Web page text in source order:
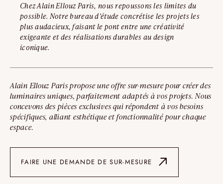
Chez Alain Ellouz Paris, nous repoussons les limites du
possible. Notre bureau d’étude concrétise les projets les
plus audacieux, faisant le pont entre une créativité
exigeante et des réalisations durables au design
iconique.
Alain Ellouz Paris propose une offre sur-mesure pour créer des
luminaires uniques, parfaitement adaptés à vos projets. Nous
concevons des pièces exclusives qui répondent à vos besoins
spécifiques, alliant esthétique et fonctionnalité pour chaque
espace.
FAIRE UNE DEMANDE DE SUR-MESURE